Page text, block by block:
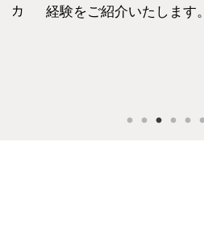
カ
経験をご紹介いたします。